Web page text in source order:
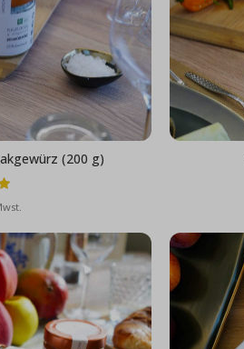
(200 g)